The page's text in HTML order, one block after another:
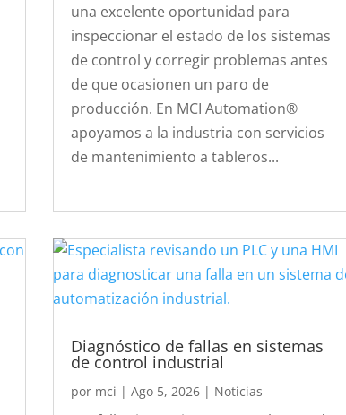
una excelente oportunidad para
inspeccionar el estado de los sistemas
de control y corregir problemas antes
de que ocasionen un paro de
producción. En MCI Automation®
apoyamos a la industria con servicios
de mantenimiento a tableros...
Diagnóstico de fallas en sistemas
de control industrial
por mci | Ago 5, 2026| Noticias